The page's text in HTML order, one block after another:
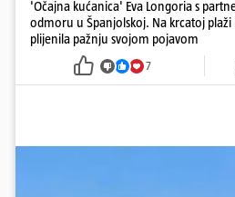
'Očajna kućanica' Eva Longoria s
odmoru u Španjolskoj. Na krcatoj
plijenila pažnju svojom pojavom
7